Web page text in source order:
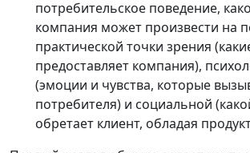
потребительское поведение,
компания может произвести на
практической точки зрения
предоставляет компания),
(эмоции и чувства, которые
потребителя) и социальной
обретает клиент, обладая